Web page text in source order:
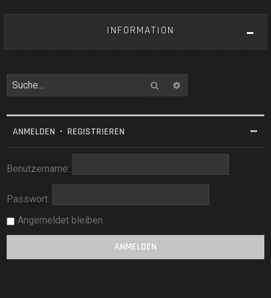
INFORMATION
Suche
ANMELDEN • REGISTRIEREN
Benutzername:
Passwort:
Angemeldet bleiben